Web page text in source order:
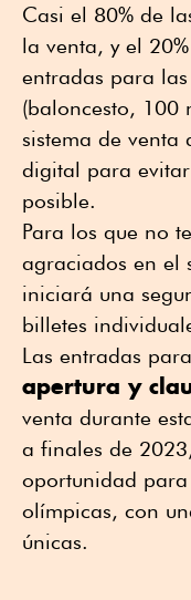
Casi el 80% de
la venta, y el
entradas para
(baloncesto, 100
sistema de venta
digital para
posible.
Para los que no
agraciados en el
iniciará una
billetes
Las entradas
apertura y
venta durante
a finales de
oportunidad
olímpicas, con
únicas.